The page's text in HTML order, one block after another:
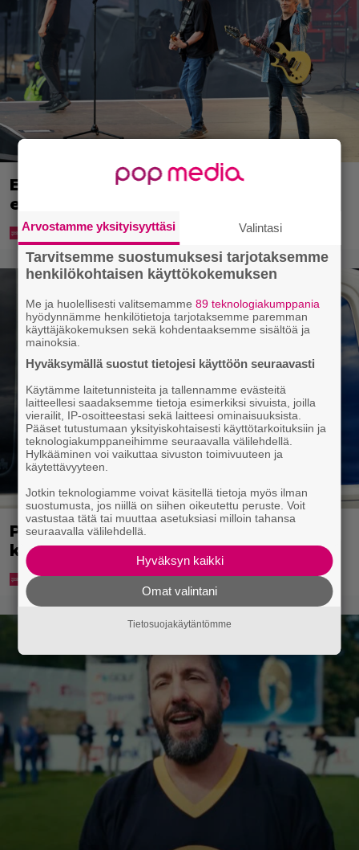
Eppu Normaalin viimeinen konsertti
esitetään Ylellä
Poliisi kuljetti miestä putkaan – mies
kuoli
Arvostamme yksityisyyttäsi Valintasi
Tarvitsemme suostumuksesi tarjotaksemme
henkilökohtaisen käyttökokemuksen
Me ja huolellisesti valitsemamme89 teknologiakumppania
hyödynnämme henkilötietoja tarjotaksemme paremman
käyttäjäkokemuksen sekä kohdentaaksemme sisältöä ja
mainoksia.
Hyväksymällä suostut tietojesi käyttöön seuraavasti
Käytämme laitetunnisteita ja tallennamme evästeitä
laitteellesi saadaksemme tietoja esimerkiksi sivuista, joilla
vierailit, IP-osoitteestasi sekä laitteesi ominaisuuksista.
Pääset tutustumaan yksityiskohtaisesti käyttötarkoituksiin ja
teknologiakumppaneihimme seuraavalla välilehdellä.
Hylkääminen voi vaikuttaa sivuston toimivuuteen ja
käytettävyyteen.
Jotkin teknologiamme voivat käsitellä tietoja myös ilman
suostumusta, jos niillä on siihen oikeutettu peruste. Voit
vastustaa tätä tai muuttaa asetuksiasi milloin tahansa
seuraavalla välilehdellä.
Hyväksyn kaikki
Omat valintani
Tietosuojakäytäntömme